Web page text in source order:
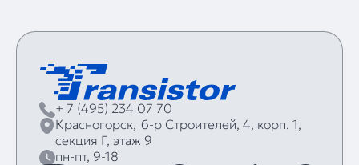
+ 7 (495) 234 07 70
Красногорск, б‑р Строителей, 4, корп. 1,
секция Г, этаж 9
пн-пт, 9-18